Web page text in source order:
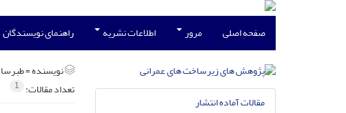
صفحه اصلی مرور اطلاعات نشریه راهنمای نویسندگان
نویسنده =
تعداد مقالات: 1
مقالات آماده انتشار